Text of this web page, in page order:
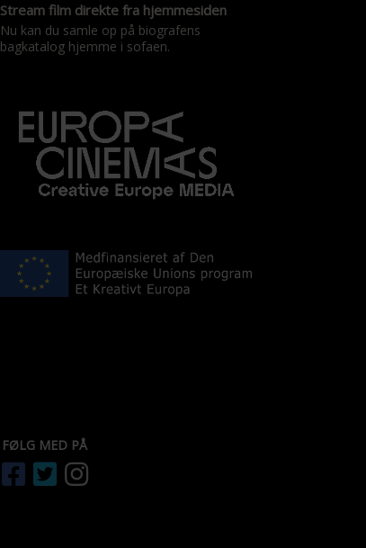
Stream film direkte fra hjemmesiden
Nu kan du samle op på biografens
bagkatalog hjemme i sofaen.
FØLG MED PÅ